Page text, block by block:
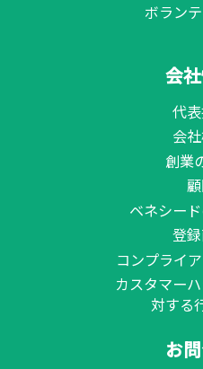
ボラン
会
代
会
創業
ベネシー
登
コンプライ
カスタマー
対する
お